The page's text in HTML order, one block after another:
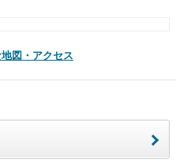
図・アクセス